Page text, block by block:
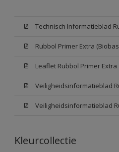
Rubbol Primer Extra
Leaflet Rubbol Primer Extra
Kleurcollectie